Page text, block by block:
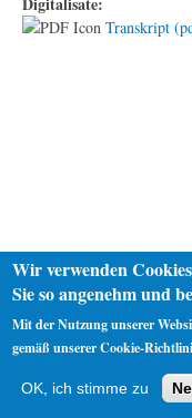
Transkript
Wir verwenden
Sie so angenehm und
Mit der Nutzung unserer
gemäß unserer Cookie-
OK, ich stimme zu